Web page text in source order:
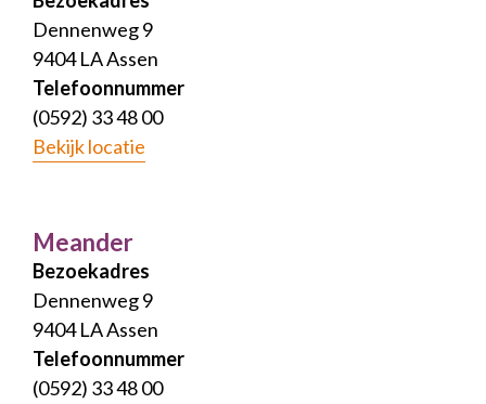
Dennenweg 9
9404 LA Assen
Telefoonnummer
(0592) 33 48 00
Bekijk locatie
Meander
Bezoekadres
Dennenweg 9
9404 LA Assen
Telefoonnummer
(0592) 33 48 00